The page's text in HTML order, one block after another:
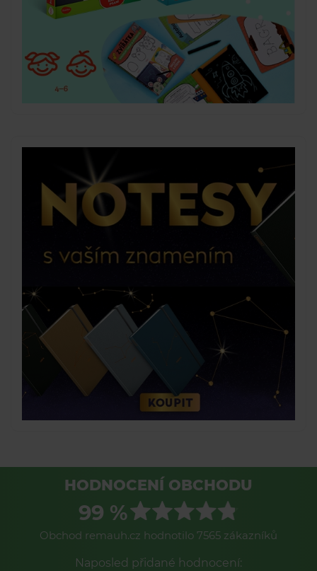
HODNOCENÍ OBCHODU
99 %
Obchod remauh.cz hodnotilo 7565 zákazníků
Naposled přidané hodnocení: